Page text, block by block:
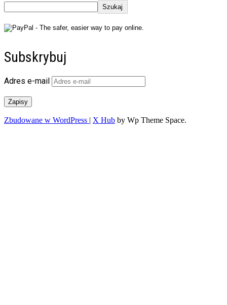
Szukaj
Subskrybuj
Adres e-mail
Zapisy
Zbudowane w WordPress | X Hub by Wp Theme Space.